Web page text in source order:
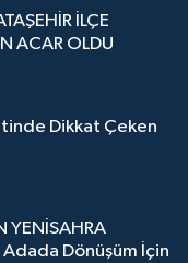
İLÇE
ACAR OLDU
Dikkat Çeken
YENİSAHRA
Adada Dönüşüm İçin